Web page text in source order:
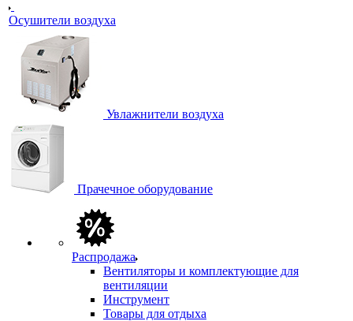
Осушители воздуха
Увлажнители воздуха
Прачечное оборудование
Распродажа
Вентиляторы и комплектующие для
вентиляции
Инструмент
Товары для отдыха